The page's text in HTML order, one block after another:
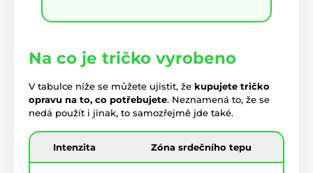
Na co je tričko vyrobeno
V tabulce níže se můžete ujistit, že kupujete tričko
opravu na to, co potřebujete. Neznamená to, že se
nedá použít i jinak, to samozřejmě jde také.
Intenzita Zóna srdečního tepu